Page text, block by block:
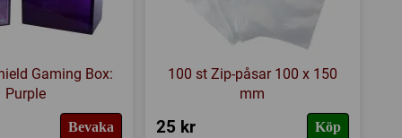
Gaming Box:
Purple
Bevaka
100 st Zip-påsar 100 x 150
mm
25 kr Köp